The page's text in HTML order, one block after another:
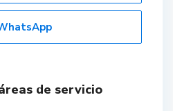
de servicio